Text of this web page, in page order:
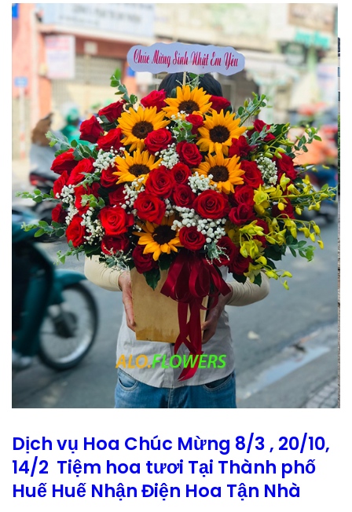
Dịch vụ Hoa Chúc Mừng 8/3 , 20/10,
14/2 Tiệm hoa tươi Tại Thành phố
Huế Huế Nhận Điện Hoa Tận Nhà